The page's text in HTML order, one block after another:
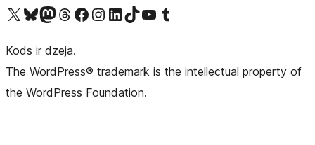
Apmeklējiet mūsu X (agrāk Twitter) kontu
Apmeklējiet mūsu Bluesky kontu
Apmeklējiet mūsu Mastodon kontu
Apmeklējiet mūsu Threads kontu
Apmeklējiet mūsu Facebook lapuApmeklējiet mūsu Instagram kontu
Apmeklējiet mūsu LinkedIn kontu
Apmeklējiet mūsu TikTok kontu
Apmeklējiet mūsu YouTube kanālu
Apmeklējiet mūsu Tumblr kontu
Kods ir dzeja.
The WordPress® trademark is the intellectual property of
the WordPress Foundation.